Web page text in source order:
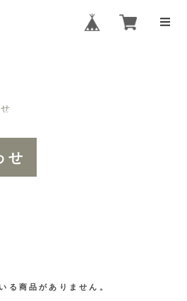
せ
る商品がありません。